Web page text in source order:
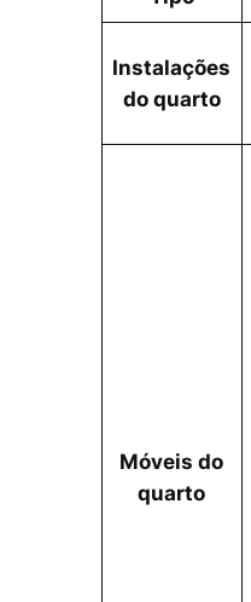
Instalações
do quarto
Móveis do
quarto